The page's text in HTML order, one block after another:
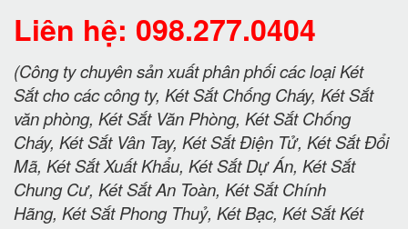
Liên hệ: 098.277.0404
(Công ty chuyên sản xuất phân phối các loại Két
Sắt cho các công ty, Két Sắt Chống Cháy, Két Sắt
văn phòng, Két Sắt Văn Phòng, Két Sắt Chống
Cháy, Két Sắt Vân Tay, Két Sắt Điện Tử, Két Sắt Đổi
Mã, Két Sắt Xuất Khẩu, Két Sắt Dự Án, Két Sắt
Chung Cư, Két Sắt An Toàn, Két Sắt Chính
Hãng, Két Sắt Phong Thuỷ, Két Bạc, Két Sắt Két